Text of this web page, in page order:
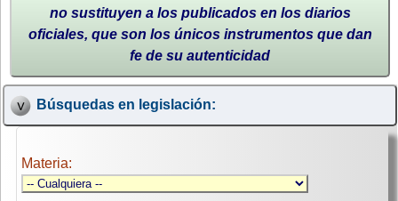
no sustituyen a los publicados en los diarios
oficiales, que son los únicos instrumentos que dan
fe de su autenticidad
Búsquedas en legislación:
Materia: